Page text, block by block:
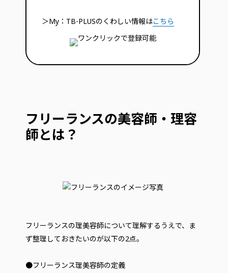
＞My：TB-PLUSのくわしい情報はこちら
フリーランスの美容師・理容
師とは？
フリーランスの理美容師について理解するうえで、ま
ず整理しておきたいのが以下の2点。
●フリーランス理美容師の定義